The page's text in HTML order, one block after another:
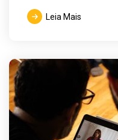
Leia Mais